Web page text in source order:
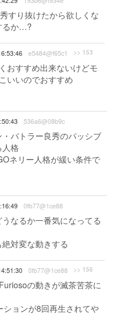
すり抜けたから欲しくな
るか…?
e5484@f65c1 >> 153
おすすめ出来ないけどモ
いいのでおすすめ
536a6@08b9c
バトラー良秀のパッシブ
格
ネリー人格が緩い条件で
0fb77@1ce88
なるか一番気になってる
対変な動きする
0fb77@1ce88 >> 156
の動きが滅茶苦茶に
ョンが8回再生されてや